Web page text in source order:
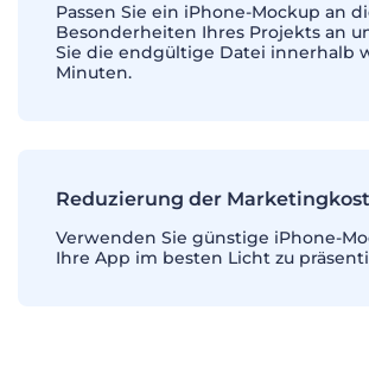
Passen Sie ein iPhone-Mockup an
Besonderheiten Ihres Projekts an
Sie die endgültige Datei innerhalb
Minuten.
Reduzierung der
Verwenden Sie günstige iPhone-
Ihre App im besten Licht zu